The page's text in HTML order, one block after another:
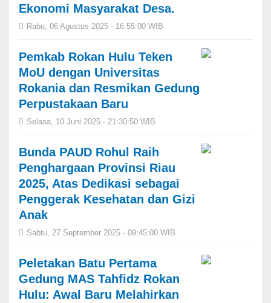
Ekonomi Masyarakat Desa.
Rabu, 06 Agustus 2025 - 16:55:00 WIB
Pemkab Rokan Hulu Teken
MoU dengan Universitas
Rokania dan Resmikan Gedung
Perpustakaan Baru
Selasa, 10 Juni 2025 - 21:30:50 WIB
Bunda PAUD Rohul Raih
Penghargaan Provinsi Riau
2025, Atas Dedikasi sebagai
Penggerak Kesehatan dan Gizi
Anak
Sabtu, 27 September 2025 - 09:45:00 WIB
Peletakan Batu Pertama
Gedung MAS Tahfidz Rokan
Hulu: Awal Baru Melahirkan